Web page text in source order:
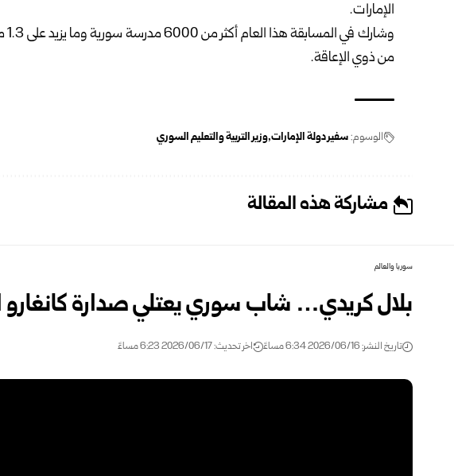
الإمارات.
من ذوي الإعاقة.
الوسوم:سفير دولة الإمارات وزير التربية والتعليم السوري
مشاركة هذه المقالة
سوريا والعالم
بلال كريدي… شاب سوري يعتلي صدارة كانغارو
تاريخ النشر: 2026/06/16 6:34 مساءً اخر تحديث: 2026/06/17 6:23 مساءً